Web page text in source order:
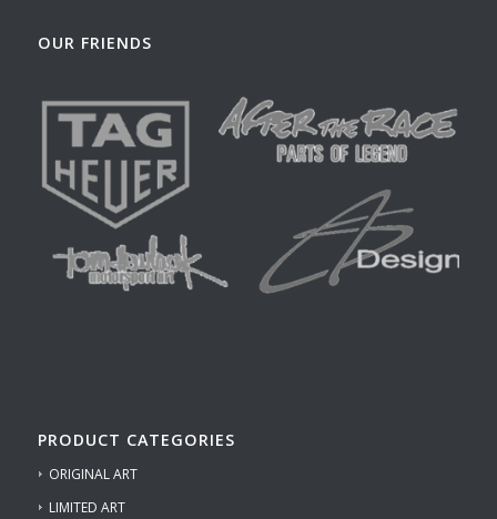
OUR FRIENDS
PRODUCT CATEGORIES
ORIGINAL ART
LIMITED ART